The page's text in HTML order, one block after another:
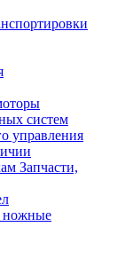
систем
управления
Запчасти,
ножные